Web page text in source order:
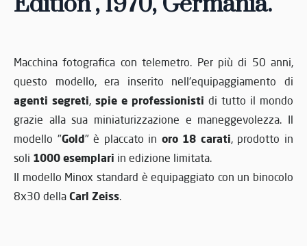
Macchina fotografica con telemetro. Per più di 50 anni,
questo modello, era inserito nell'equipaggiamento di
agenti segreti, spie e professionisti di tutto il mondo
grazie alla sua miniaturizzazione e maneggevolezza. Il
modello "Gold" è placcato in oro 18 carati, prodotto in
soli 1000 esemplari in edizione limitata.
Il modello Minox standard è equipaggiato con un binocolo
8x30 della Carl Zeiss.